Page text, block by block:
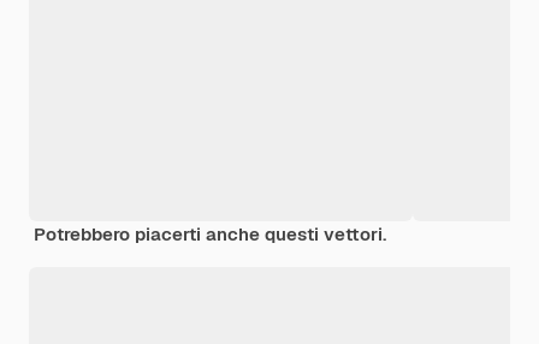
Potrebbero piacerti anche questi vettori.